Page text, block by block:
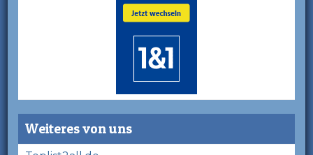
Weiteres von uns